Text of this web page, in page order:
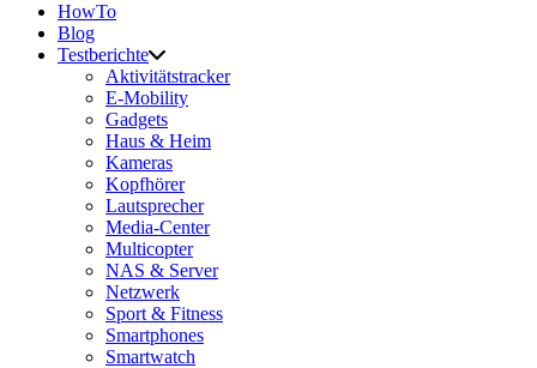
HowTo
Blog
Testberichte
Aktivitätstracker
E-Mobility
Gadgets
Haus & Heim
Kameras
Kopfhörer
Lautsprecher
Media-Center
Multicopter
NAS & Server
Netzwerk
Sport & Fitness
Smartphones
Smartwatch